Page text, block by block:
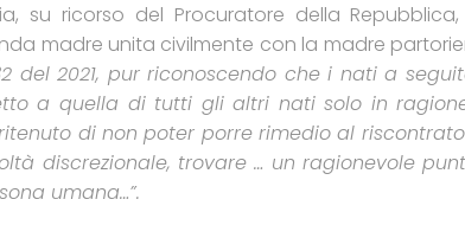
su ricorso del Procuratore della
madre unita civilmente con la madre
del 2021, pur riconoscendo che i nati a
a quella di tutti gli altri nati solo in
di non poter porre rimedio al
discrezionale, trovare … un ragionevole
umana…”.